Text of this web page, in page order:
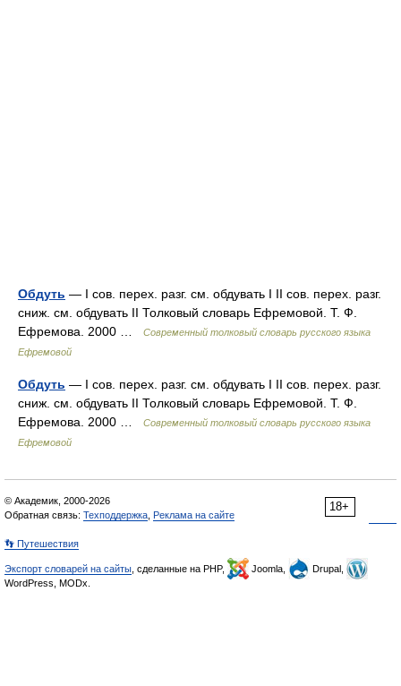
Обдуть — I сов. перех. разг. см. обдувать I II сов. перех. разг.
сниж. см. обдувать II Толковый словарь Ефремовой. Т. Ф.
Ефремова. 2000 …
Современный толковый словарь русского языка
Ефремовой
Обдуть — I сов. перех. разг. см. обдувать I II сов. перех. разг.
сниж. см. обдувать II Толковый словарь Ефремовой. Т. Ф.
Ефремова. 2000 …
Современный толковый словарь русского языка
Ефремовой
18+
© Академик, 2000-2026
Обратная связь: Техподдержка Реклама на сайте
👣 Путешествия
Экспорт словарей на сайты , сделанные на PHP, Joomla,
Drupal,
WordPress, MODx.